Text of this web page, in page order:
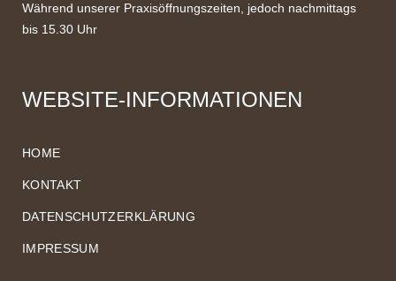
Während unserer Praxisöffnungszeiten, jedoch nachmittags
bis 15.30 Uhr
WEBSITE-INFORMATIONEN
HOME
KONTAKT
DATENSCHUTZERKLÄRUNG
IMPRESSUM